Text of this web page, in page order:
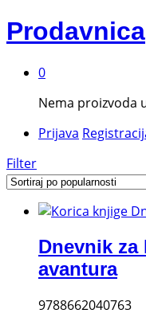
Prodavnica
0
Nema proizvoda
Prijava
Filter
Dnevnik za
avantura
9788662040763